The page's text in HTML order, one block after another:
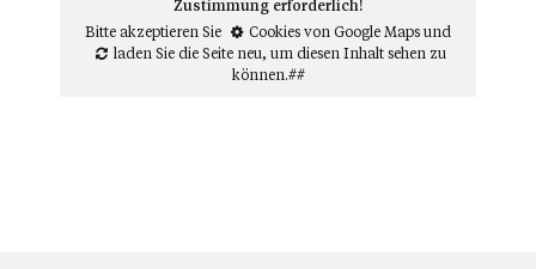
Zustimmung erforderlich!
Bitte akzeptieren Sie
Cookies von Google Mapsund
laden Sie die Seite neu, um diesen Inhalt sehen zu
können.##